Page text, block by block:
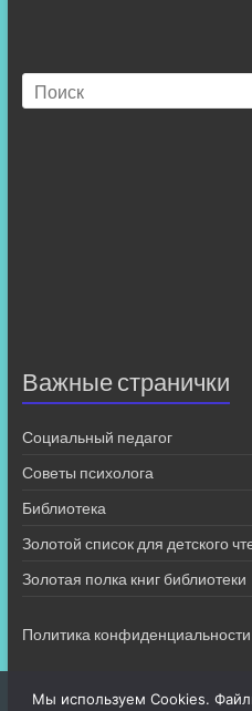
Важные странички
Социальный педагог
Советы психолога
Библиотека
Золотой список для детского
Золотая полка книг библиотеки
Политика конфиденциальности
Мы используем Cookies.